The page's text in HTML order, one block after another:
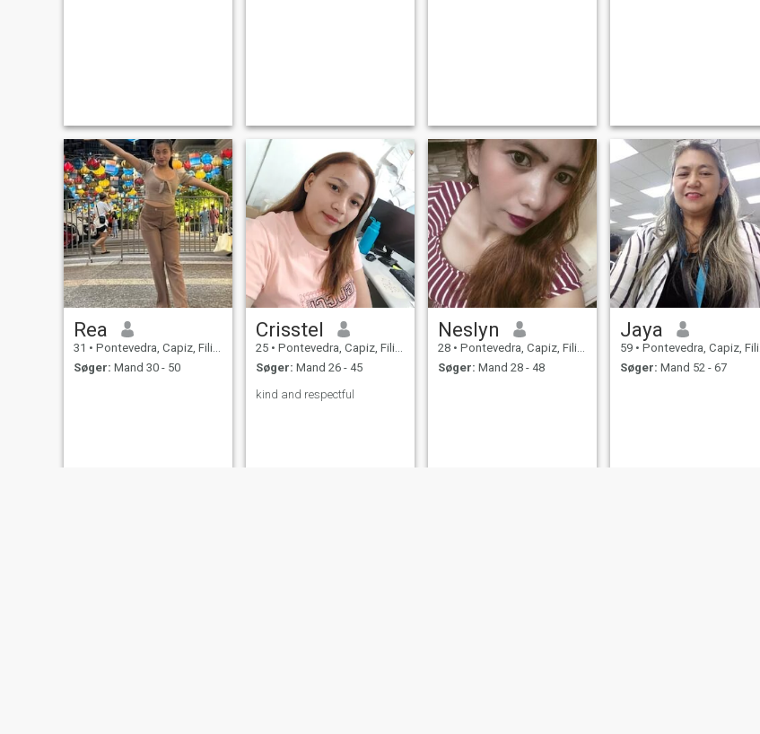
Rea
31 • Pontevedra, Capiz, Filippinerne
Søger: Mand 30 - 50
Crisstel
25 • Pontevedra, Capiz, Filippinerne
Søger: Mand 26 - 45
kind and respectful
Neslyn
28 • Pontevedra, Capiz, Filippinerne
Søger: Mand 28 - 48
Jaya
59 • Pontevedra, Capiz, Filippinerne
Søger: Mand 52 - 67